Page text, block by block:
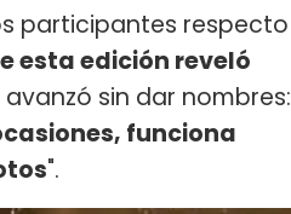
participantes respecto
esta edición reveló
sin dar nombres:
funciona
".